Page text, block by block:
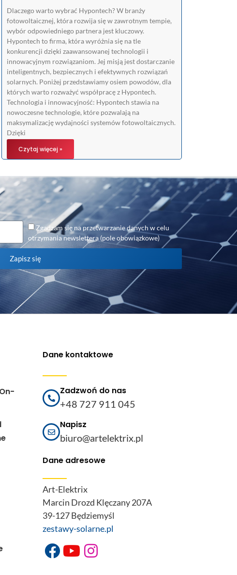
Dlaczego warto wybrać Hypontech? W branży
fotowoltaicznej, która rozwija się w zawrotnym tempie,
wybór odpowiedniego partnera jest kluczowy.
Hypontech to firma, która wyróżnia się na tle
konkurencji dzięki zaawansowanej technologii i
innowacyjnym rozwiązaniom. Jej misją jest dostarczanie
inteligentnych, bezpiecznych i efektywnych rozwiązań
solarnych. Poniżej przedstawiamy osiem powodów, dla
których warto rozważyć współpracę z Hypontech.
Technologia i innowacyjność: Hypontech stawia na
nowoczesne technologie, które pozwalają na
maksymalizację wydajności systemów fotowoltaicznych.
Dzięki
Czytaj więcej »
Zgadzam się na przetwarzanie danych w celu
otrzymania newslettera (pole obowiązkowe)
Zapisz się
Dane kontaktowe
Zadzwoń do nas
+48 727 911 045
Napisz
biuro@artelektrix.pl
Dane adresowe
Art-Elektrix
Marcin Drozd Klęczany 207A
39-127 Będziemyśl
zestawy-solarne.pl